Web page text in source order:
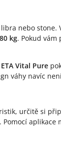
nebo
kg. Pokud
ETA Vital Pure
váhy navíc
určitě si
aplikace